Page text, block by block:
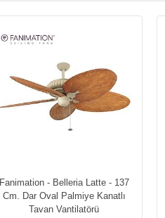
Fanimation - Belleria Latte - 137
Cm. Dar Oval Palmiye Kanatlı
Tavan Vantilatörü